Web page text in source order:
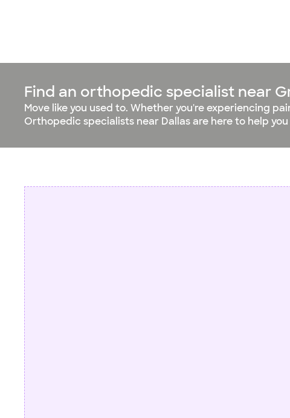
Find an orthopedic specialist near
Move like you used to. Whether you're experiencing
Orthopedic specialists near Dallas are here to help